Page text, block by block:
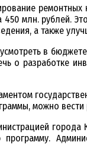
ремонтных
млн.
а также
в
о разработке
можно